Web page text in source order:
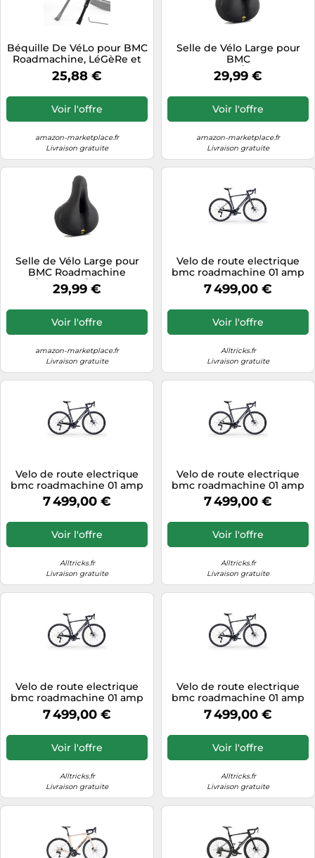
Béquille De VéLo pour BMC
Roadmachine, LéGèRe et
RéGlable en Alliage
D'Aluminium,
Black
25,88 €
Voir l'offre
amazon-marketplace.fr
Livraison gratuite
Selle de Vélo Large pour
BMC
Teammachine/
29,99 €
Voir l'offre
amazon-marketplace.fr
Livraison gratuite
Selle de Vélo Large pour
BMC Roadmachine
AMP/URS AMP/Fourstroke
AMP
29,99 €
Voir l'offre
amazon-marketplace.fr
Livraison gratuite
Velo de route electrique
bmc roadmachine 01 amp
one shimano 105 di2 12v
360 wh 700 mm noir
7 499,00 €
Voir l'offre
Alltricks.fr
Livraison gratuite
Velo de route electrique
bmc roadmachine 01 amp
one shimano 105 di2 12v
360 wh 700 mm noir
7 499,00 €
Voir l'offre
Alltricks.fr
Livraison gratuite
Velo de route electrique
bmc roadmachine 01 amp
one shimano 105 di2 12v
360 wh 700 mm noir
7 499,00 €
Voir l'offre
Alltricks.fr
Livraison gratuite
Velo de route electrique
bmc roadmachine 01 amp
one shimano 105 di2 12v
360 wh 700 mm noir
7 499,00 €
Voir l'offre
Alltricks.fr
Livraison gratuite
Velo de route electrique
bmc roadmachine 01 amp
one shimano 105 di2 12v
360 wh 700 mm noir
7 499,00 €
Voir l'offre
Alltricks.fr
Livraison gratuite